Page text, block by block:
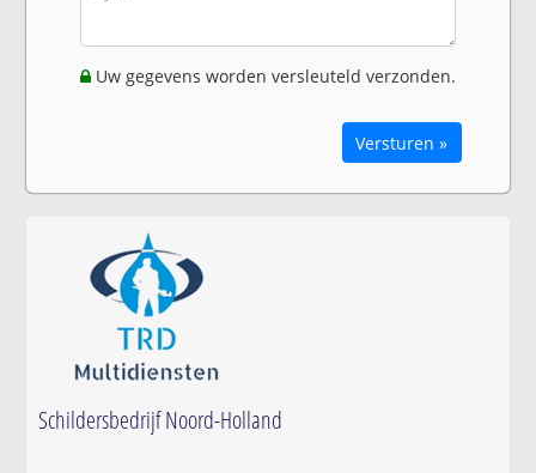
Uw gegevens worden versleuteld verzonden.
Versturen »
Schildersbedrijf Noord-Holland